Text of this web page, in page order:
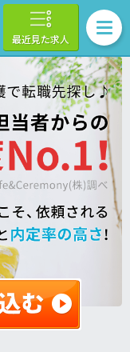
最近見た求人